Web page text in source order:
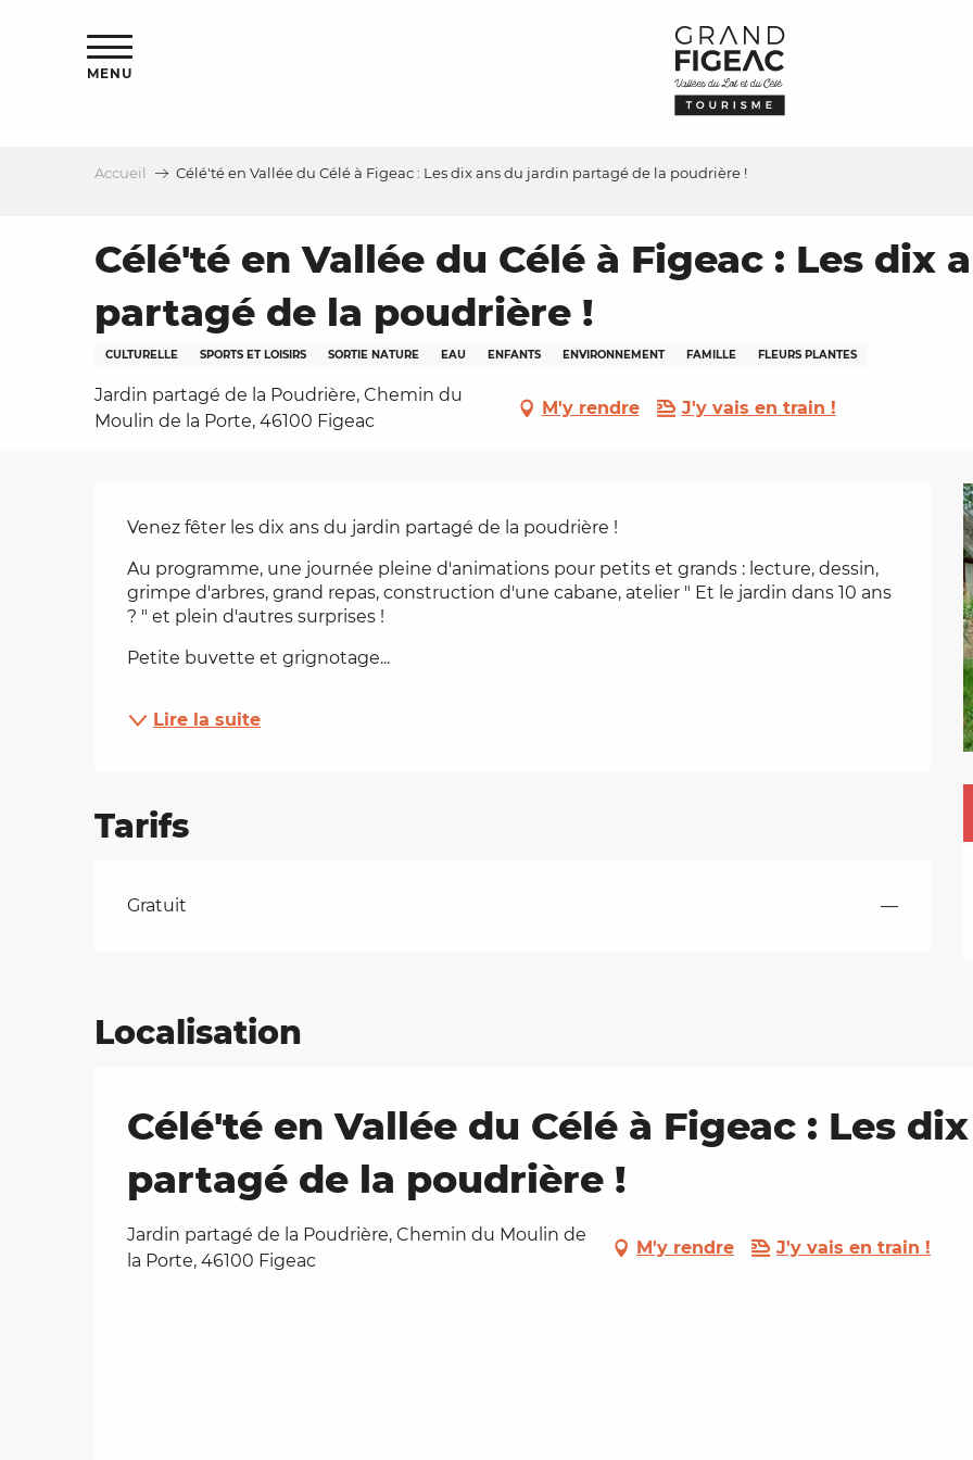
MENU
Accueil Célé'té en Vallée du Célé à Figeac : Les dix ans du jardin partagé de la poudrière !
Célé'té en Vallée du Célé à Figeac : Les dix
partagé de la poudrière !
CULTURELLE SPORTS ET LOISIRS SORTIE NATURE EAU ENFANTS ENVIRONNEMENT FAMILLE FLEURS PLANTES
Jardin partagé de la Poudrière, Chemin du
Moulin de la Porte, 46100 Figeac
M'y rendre J'y vais en train !
Description
Venez fêter les dix ans du jardin partagé de la poudrière !
Au programme, une journée pleine d'animations pour petits et grands : lecture, dessin,
grimpe d'arbres, grand repas, construction d'une cabane, atelier " Et le jardin dans 10 ans
? " et plein d'autres surprises !
Petite buvette et grignotage...
Lire la suite
Tarifs
Tarifs 2026
Gratuit —
Localisation
Célé'té en Vallée du Célé à Figeac : Les
partagé de la poudrière !
Jardin partagé de la Poudrière, Chemin du Moulin de
la Porte, 46100 Figeac
M'y rendre J'y vais en train !